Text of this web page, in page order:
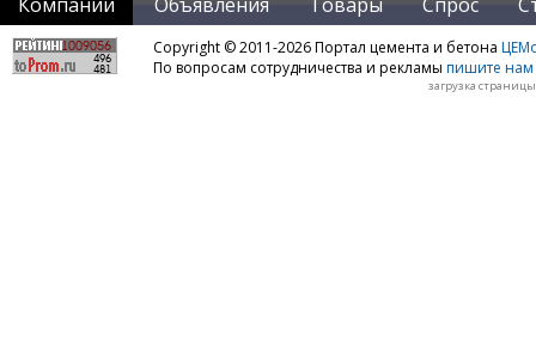
Copyright © 2011-2026 Портал цемента и бетона
По вопросам сотрудничества и рекламы пишите нам
загрузка